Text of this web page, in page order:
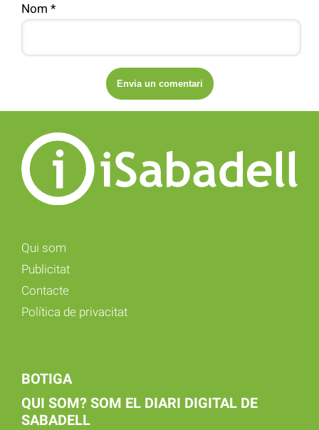
Nom *
Qui som
Publicitat
Contacte
Política de privacitat
BOTIGA
QUI SOM? SOM EL DIARI DIGITAL DE
SABADELL